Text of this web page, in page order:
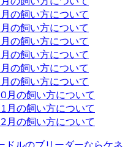
ャーテリアはヨークや
れています。 非常に細
トであり抜け毛が少な
るほど長い被毛が挙げ
が違ってきます。被毛
いう、長い被毛をひと
の飼い方について
の飼い方について
の飼い方について
の飼い方について
の飼い方について
の飼い方について
月の飼い方について
月の飼い方について
月の飼い方について